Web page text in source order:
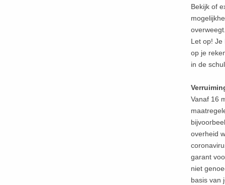
Bekijk of
Let op! Je
op je
in de
Vanaf 16
overheid
garant
niet
basis van